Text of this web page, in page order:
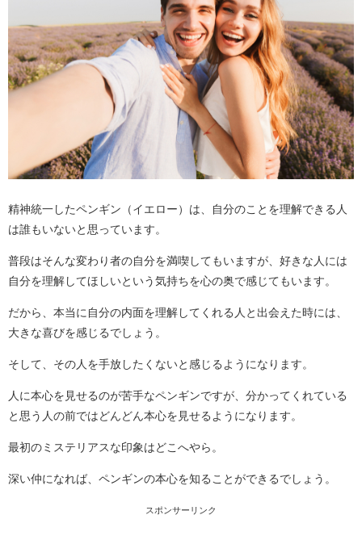
精神統一したペンギン（イエロー）は、自分のことを理解できる人
は誰もいないと思っています。
普段はそんな変わり者の自分を満喫してもいますが、好きな人には
自分を理解してほしいという気持ちを心の奥で感じてもいます。
だから、本当に自分の内面を理解してくれる人と出会えた時には、
大きな喜びを感じるでしょう。
そして、その人を手放したくないと感じるようになります。
人に本心を見せるのが苦手なペンギンですが、分かってくれている
と思う人の前ではどんどん本心を見せるようになります。
最初のミステリアスな印象はどこへやら。
深い仲になれば、ペンギンの本心を知ることができるでしょう。
スポンサーリンク